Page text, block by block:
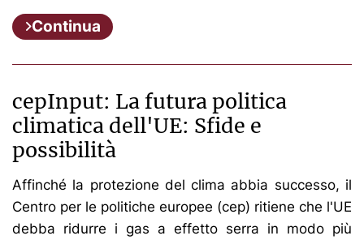
Continua
cepInput: La futura politica
climatica dell'UE: Sfide e
possibilità
Affinché la protezione del clima abbia successo, il
Centro per le politiche europee (cep) ritiene che l'UE
debba ridurre i gas a effetto serra in modo più